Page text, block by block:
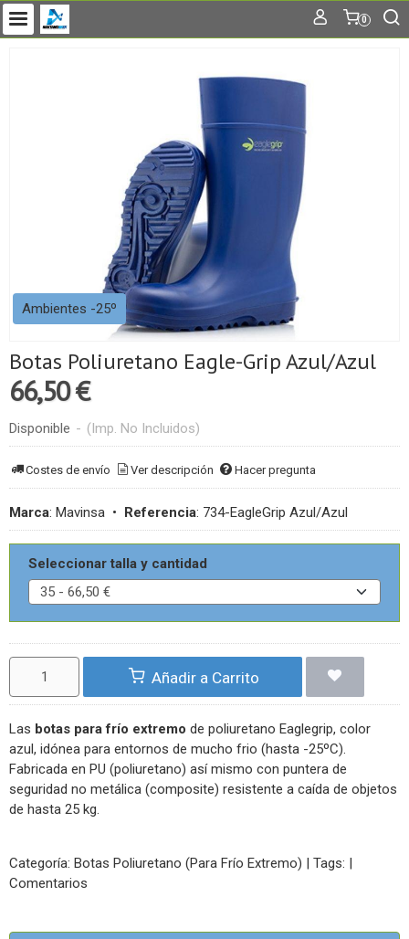
0
Ambientes -25º
Botas Poliuretano Eagle-Grip Azul/Azul
66,50 €
Disponible - (Imp. No Incluidos)
Costes de envío Ver descripción Hacer pregunta
Marca: Mavinsa • Referencia: 734-EagleGrip Azul/Azul
Seleccionar talla y cantidad
Añadir a Carrito
Las botas para frío extremo de poliuretano Eaglegrip, color
azul, idónea para entornos de mucho frio (hasta -25ºC).
Fabricada en PU (poliuretano) así mismo con puntera de
seguridad no metálica (composite) resistente a caída de objetos
de hasta 25 kg.
Categoría: Botas Poliuretano (Para Frío Extremo) | Tags: |
Comentarios